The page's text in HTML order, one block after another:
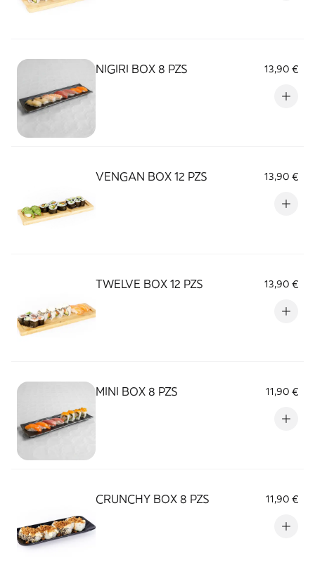
NIGIRI BOX 8 PZS 13,90 €
VENGAN BOX 12 PZS 13,90 €
TWELVE BOX 12 PZS 13,90 €
MINI BOX 8 PZS 11,90 €
CRUNCHY BOX 8 PZS 11,90 €